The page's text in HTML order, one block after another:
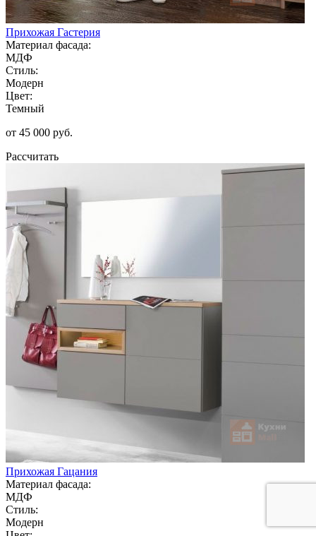
Прихожая Гастерия
Материал фасада:
МДФ
Стиль:
Модерн
Цвет:
Темный
от 45 000 руб.
Рассчитать
Прихожая Гацания
Материал фасада:
МДФ
Стиль:
Модерн